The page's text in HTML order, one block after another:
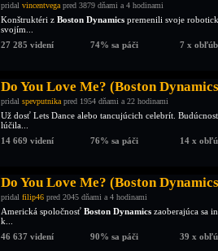
pridal vincentvega pred 3879 dňami a 4 hodinami
Konštruktéri z Boston Dynamics premenili svoje
svojím...
27 285 videní
74% sa páči 7 x
Do You Love Me? (Boston
pridal spevputnika pred 1954 dňami a 22 hodinami
Už dosť Lets Dance alebo tancujúcich celebrít.
lúčila...
14 669 videní
76% sa páči 14 x
Do You Love Me? (Boston
pridal filip46 pred 2045 dňami a 4 hodinami
Americká spoločnosť Boston Dynamics zaoberajúca sa
k...
46 637 videní
90% sa páči 39 x